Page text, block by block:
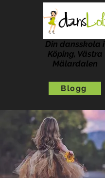
Din dansskola i
Köping, Västra
Mälardalen
Blogg